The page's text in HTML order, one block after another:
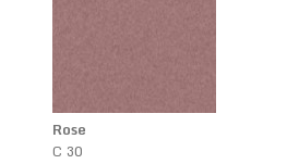
Rose
C 30